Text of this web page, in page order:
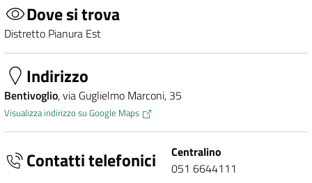
Dove si trova
Distretto Pianura Est
Indirizzo
Bentivoglio, via Guglielmo Marconi, 35
Visualizza indirizzo su Google Maps
Contatti telefonici
Centralino
051 6644111